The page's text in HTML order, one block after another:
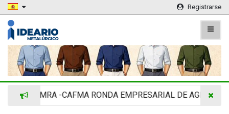
Registrarse
ADIMRA -CAFMA RONDA EMPRESARIAL DE AGRINOVA